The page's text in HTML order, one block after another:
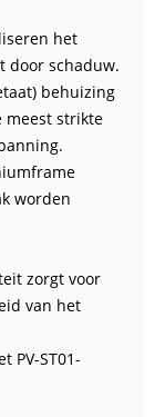
het
door schaduw.
behuizing
meest strikte
worden
zorgt voor
van het
PV-ST01-